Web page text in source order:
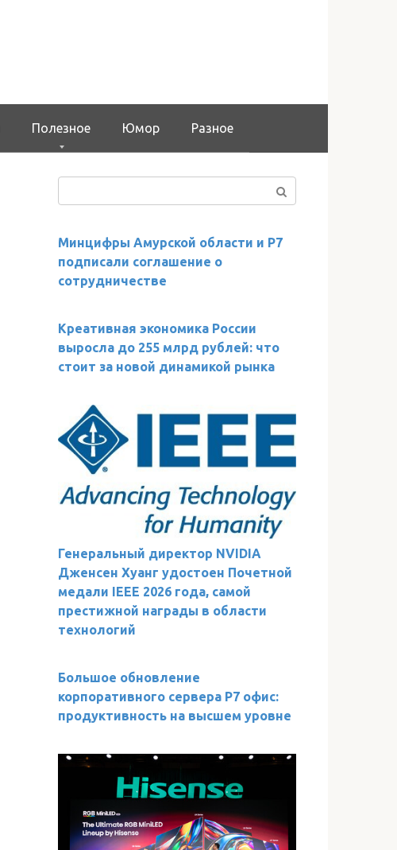
Полезное Юмор Разное
Минцифры Амурской области и Р7
подписали соглашение о
сотрудничестве
Креативная экономика России
выросла до 255 млрд рублей: что
стоит за новой динамикой рынка
Генеральный директор NVIDIA
Дженсен Хуанг удостоен Почетной
медали IEEE 2026 года, самой
престижной награды в области
технологий
Большое обновление
корпоративного сервера Р7 офис:
продуктивность на высшем уровне